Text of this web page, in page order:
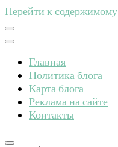
Перейти к содержимому
Главная
Политика блога
Карта блога
Реклама на сайте
Контакты